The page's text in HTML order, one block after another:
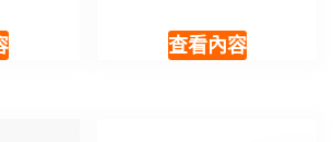
查看內容